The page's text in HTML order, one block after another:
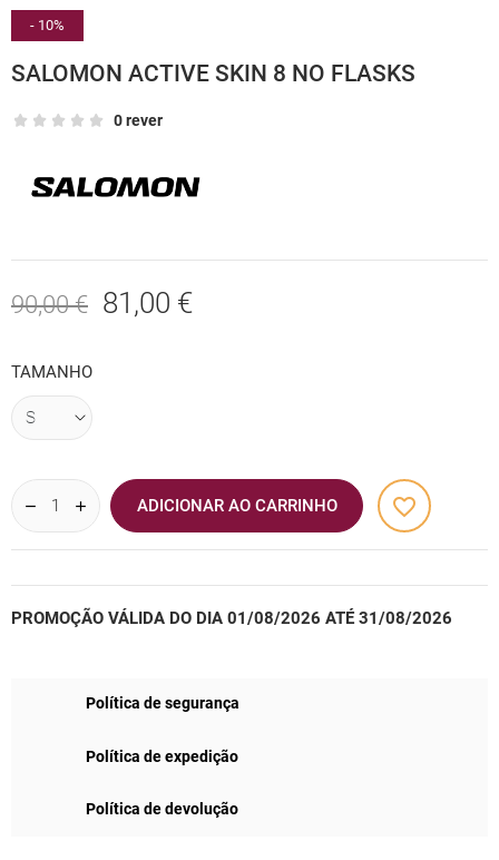
- 10%
SALOMON ACTIVE SKIN 8 NO FLASKS
0 rever
90,00 € 81,00 €
TAMANHO
ADICIONAR AO CARRINHO favorite_border
PROMOÇÃO VÁLIDA DO DIA 01/08/2026 ATÉ 31/08/2026
Política de segurança
Política de expedição
Política de devolução